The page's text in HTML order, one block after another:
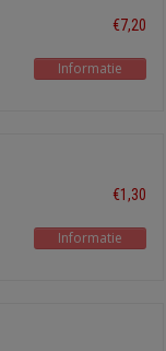
€7,20
Informatie
€1,30
Informatie